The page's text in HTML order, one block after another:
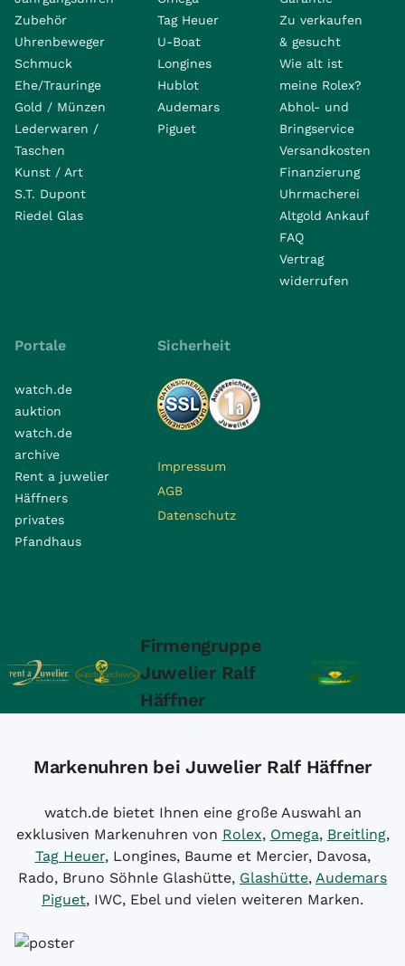
Zubehör
Uhrenbeweger
Schmuck
Ehe/Trauringe
Gold / Münzen
Lederwaren /
Taschen
Kunst / Art
S.T. Dupont
Riedel Glas
Tag Heuer
U-Boat
Longines
Hublot
Audemars
Piguet
Zu verkaufen
& gesucht
Wie alt ist
meine Rolex?
Abhol- und
Bringservice
Versandkosten
Finanzierung
Uhrmacherei
Altgold Ankauf
FAQ
Vertrag
widerrufen
Portale
watch.de
auktion
watch.de
archive
Rent a juwelier
Häffners
privates
Pfandhaus
Sicherheit
Impressum
AGB
Datenschutz
Firmengruppe
Juwelier Ralf
Häffner
Markenuhren bei Juwelier Ralf Häffner
watch.de bietet Ihnen eine große Auswahl an
exklusiven Markenuhren von Rolex, Omega, Breitling,
Tag Heuer, Longines, Baume et Mercier, Davosa,
Rado, Bruno Söhnle Glashütte, Glashütte, Audemars
Piguet, IWC, Ebel und vielen weiteren Marken.